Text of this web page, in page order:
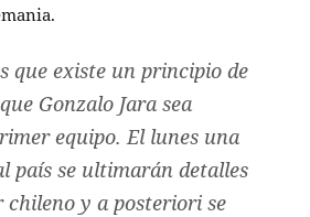
que existe un principio de
Gonzalo Jara sea
equipo. El lunes una
país se ultimarán detalles
chileno y a posteriori se